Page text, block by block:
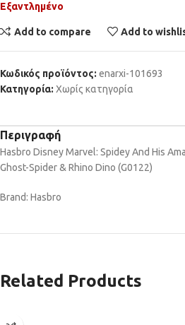
Εξαντλημένο
Add to compare Add to
Κωδικός προϊόντος: enarxi-101693
Κατηγορία: Χωρίς κατηγορία
Περιγραφή
Hasbro Disney Marvel: Spidey And His
Ghost-Spider & Rhino Dino (G0122)
Brand: Hasbro
Related Products